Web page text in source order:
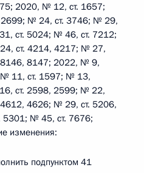
2020, № 12, ст. 1657;
№ 24, ст. 3746; № 29,
ст. 5024; № 46, ст. 7212;
ст. 4214, 4217; № 27,
8147; 2022, № 9,
11, ст. 1597; № 13,
ст. 2598, 2599; № 22,
4626; № 29, ст. 5206,
№ 45, ст. 7676;
изменения:
подпунктом 41